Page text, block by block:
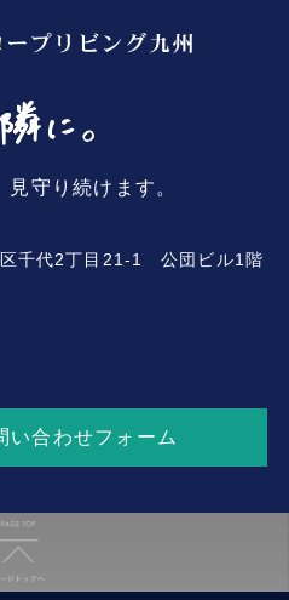
守り続けます。
千代2丁目21-1 公団ビル1階
い合わせフォーム